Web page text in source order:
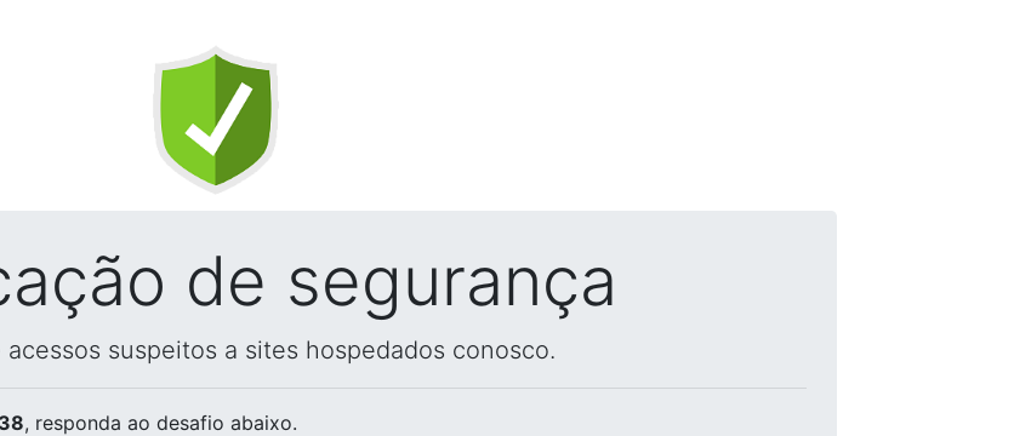
de segurança
suspeitos a sites hospedados conosco.
, responda ao desafio abaixo.